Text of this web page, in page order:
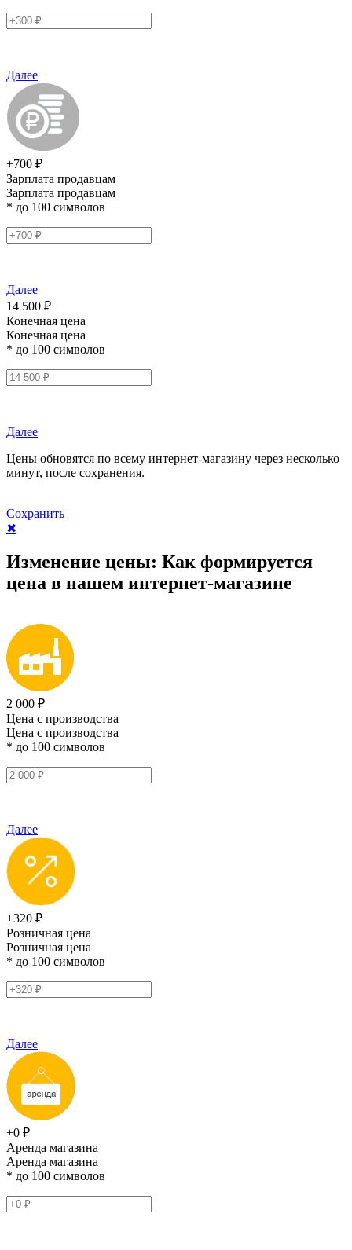
Далее
+700 ₽
Зарплата продавцам
Зарплата продавцам
* до 100 символов
Далее
14 500 ₽
Конечная цена
Конечная цена
* до 100 символов
Далее
Цены обновятся по всему интернет-магазину через несколько
минут, после сохранения.
Сохранить
✖
Изменение цены: Как формируется
цена в нашем интернет-магазине
2 000 ₽
Цена с производства
Цена с производства
* до 100 символов
Далее
+320 ₽
Розничная цена
Розничная цена
* до 100 символов
Далее
+0 ₽
Аренда магазина
Аренда магазина
* до 100 символов